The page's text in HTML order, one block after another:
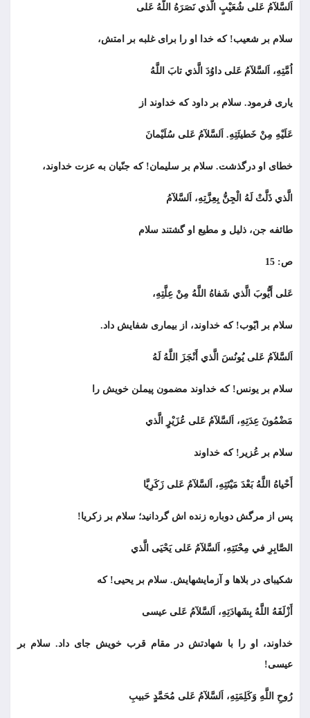
اَلسَّلآمُ عَلى شُعَيْبٍ الَّذي نَصَرَهُ اللَّهُ عَلى
سلام بر شعيب! كه خدا او را برای غلبه بر امتش،
اُمَّتِهِ، اَلسَّلآمُ عَلى داوُدَ الَّذي تابَ اللَّهُ
یاری فرمود. سلام بر داود كه خداوند از
عَلَيْهِ مِنْ خَطيئَتِهِ. اَلسَّلآمُ عَلى سُلَيْمانَ
خطای او درگذشت. سلام بر سليمان! كه جنّيان به عزت خداوند،
الَّذي ذَلَّتْ لَهُ الْجِنُّ بِعِزَّتِهِ، اَلسَّلآمُ
طائفه جن، ذلیل و مطیع او گشتند سلام
ص: 15
عَلى أَيُّوبَ الَّذي شَفاهُ اللَّهُ مِنْ عِلَّتِهِ،
سلام بر ايّوب! كه خداوند، از بيمارى شفایش داد.
اَلسَّلآمُ عَلى يُونُسَ الَّذي أَنْجَزَ اللَّهُ لَهُ
سلام بر يونس! كه خداوند مضمون پیملن خویش را
مَضْمُونَ عِدَتِهِ، اَلسَّلآمُ عَلى عُزَيْرٍ الَّذي
سلام بر عُزير! كه خداوند
أَحْياهُ اللَّهُ بَعْدَ مَيْتَتِهِ، اَلسَّلآمُ عَلى زَكَرِيَّا
پس از مرگش دوباره زنده اش گردانید؛ سلام بر زكريا!
الصَّابِرِ في مِحْنَتِهِ، اَلسَّلآمُ عَلى يَحْيَى الَّذي
شکیبای در بلاها و آزمایشهایش. سلام بر يحيى! كه
أَزْلَفَهُ اللَّهُ بِشَهادَتِهِ، اَلسَّلآمُ عَلى عيسى
خداوند، او را با شهادتش در مقام قرب خویش جای داد. سلام بر
عيسى!
رُوحِ اللَّهِ وَكَلِمَتِهِ، اَلسَّلآمُ عَلى مُحَمَّدٍ حَبيبِ